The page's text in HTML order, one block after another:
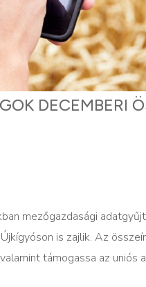
DECEMBERI
mezőgazdasági
is zajlik. Az
támogassa az